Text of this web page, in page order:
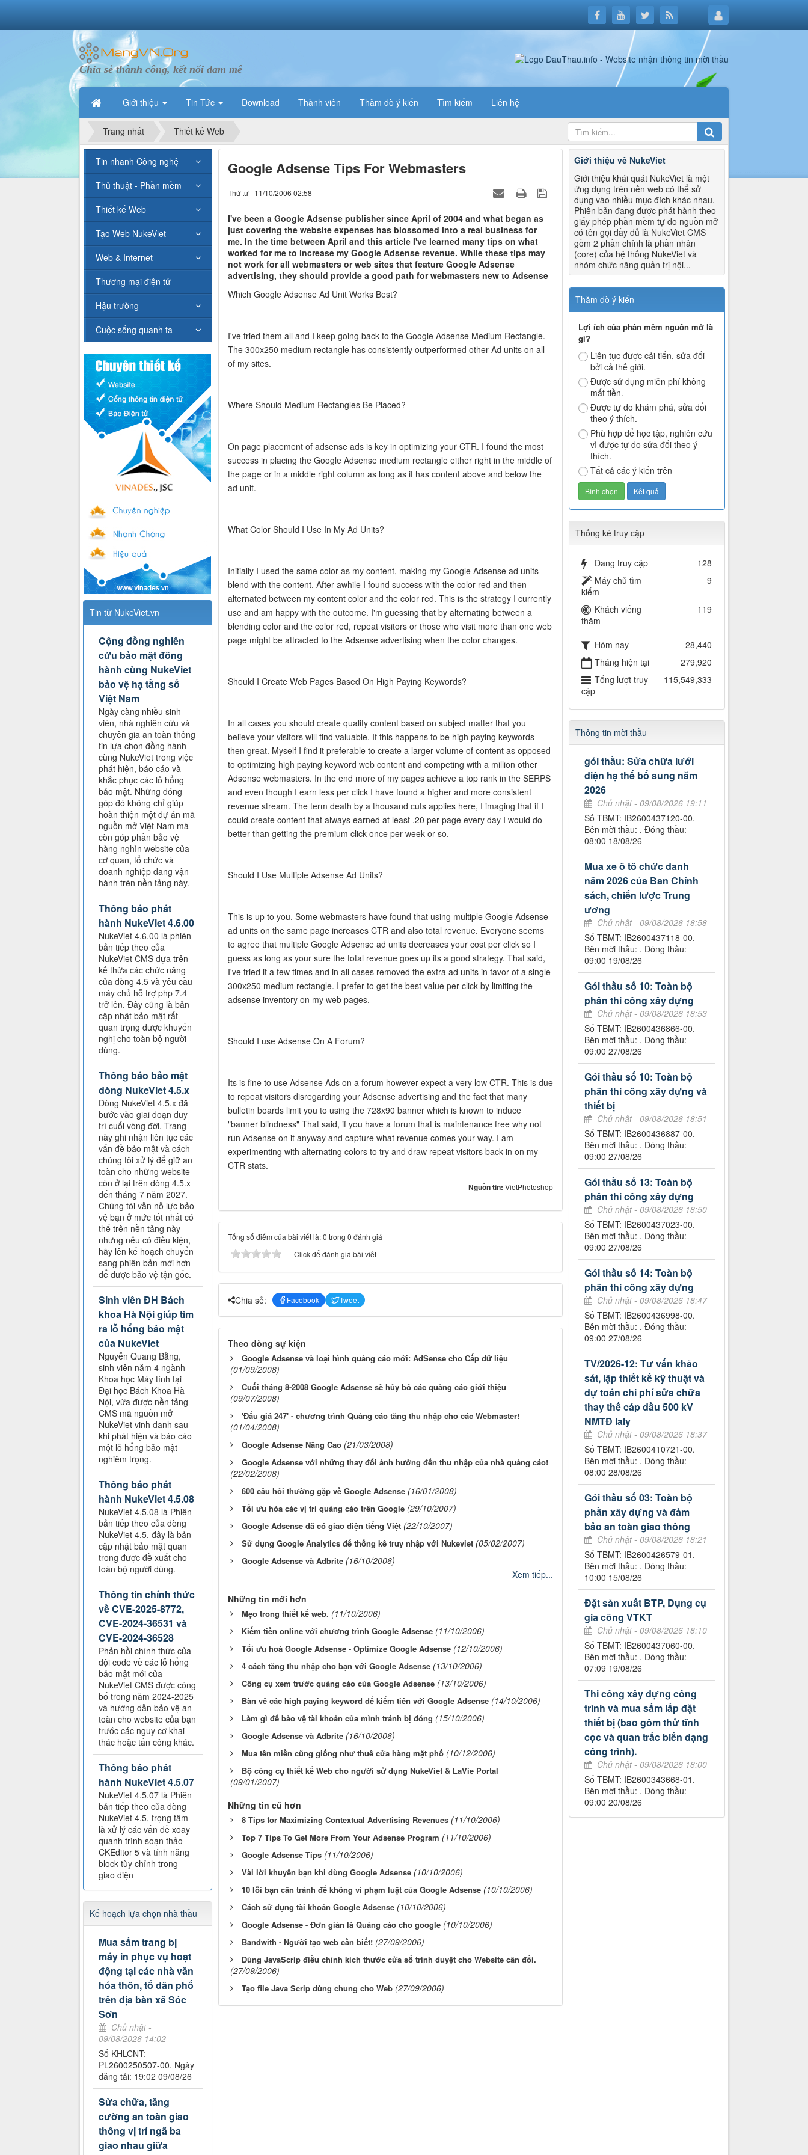
Chia sẻ thành công, kết nối đam mê
Giới thiệu Tin Tức Download Thành viên Thăm dò ý kiến Tìm kiếm Liên hệ
Trang nhất Thiết kế Web
Google Adsense Tips For Webmasters
Thứ tư - 11/10/2006 02:58
I've been a Google Adsense publisher since April of 2004 and what began as
just covering the website expenses has blossomed into a real business for
me. In the time between April and this article I've learned many tips on what
worked for me to increase my Google Adsense revenue. While these tips may
not work for all webmasters or web sites that feature Google Adsense
advertising, they should provide a good path for webmasters new to Adsense
Which Google Adsense Ad Unit Works Best?
I've tried them all and I keep going back to the Google Adsense Medium Rectangle.
The 300x250 medium rectangle has consistently outperformed other Ad units on all
of my sites.
Where Should Medium Rectangles Be Placed?
On page placement of adsense ads is key in optimizing your CTR. I found the most
success in placing the Google Adsense medium rectangle either right in the middle of
the page or in a middle right column as long as it has content above and below the
ad unit.
What Color Should I Use In My Ad Units?
Initially I used the same color as my content, making my Google Adsense ad units
blend with the content. After awhile I found success with the color red and then
alternated between my content color and the color red. This is the strategy I currently
use and am happy with the outcome. I'm guessing that by alternating between a
blending color and the color red, repeat visitors or those who visit more than one web
page might be attracted to the Adsense advertising when the color changes.
Should I Create Web Pages Based On High Paying Keywords?
In all cases you should create quality content based on subject matter that you
believe your visitors will find valuable. If this happens to be high paying keywords
then great. Myself I find it preferable to create a larger volume of content as opposed
to optimizing high paying keyword web content and competing with a million other
Adsense webmasters. In the end more of my pages achieve a top rank in the SERPS
and even though I earn less per click I have found a higher and more consistent
revenue stream. The term death by a thousand cuts applies here, I imaging that if I
could create content that always earned at least .20 per page every day I would do
better than getting the premium click once per week or so.
Should I Use Multiple Adsense Ad Units?
This is up to you. Some webmasters have found that using multiple Google Adsense
ad units on the same page increases CTR and also total revenue. Everyone seems
to agree that multiple Google Adsense ad units decreases your cost per click so I
guess as long as your sure the total revenue goes up its a good strategy. That said,
I've tried it a few times and in all cases removed the extra ad units in favor of a single
300x250 medium rectangle. I prefer to get the best value per click by limiting the
adsense inventory on my web pages.
Should I use Adsense On A Forum?
Its is fine to use Adsense Ads on a forum however expect a very low CTR. This is due
to repeat visitors disregarding your Adsense advertising and the fact that many
bulletin boards limit you to using the 728x90 banner which is known to induce
"banner blindness" That said, if you have a forum that is maintenance free why not
run Adsense on it anyway and capture what revenue comes your way. I am
experimenting with alternating colors to try and draw repeat visitors back in on my
CTR stats.
Nguồn tin:VietPhotoshop
Tổng số điểm của bài viết là: 0 trong 0 đánh giá
Click để đánh giá bài viết
Chia sẻ: Facebook Tweet
Theo dòng sự kiện
Google Adsense và loại hình quảng cáo mới: AdSense cho Cấp dữ liệu
(01/09/2008)
Cuối tháng 8-2008 Google Adsense sẽ hủy bỏ các quảng cáo giới thiệu
(09/07/2008)
'Đấu giá 247' - chương trình Quảng cáo tăng thu nhập cho các Webmaster!
(01/04/2008)
Google Adsense Nâng Cao (21/03/2008)
Google Adsense với những thay đổi ảnh hưởng đến thu nhập của nhà quảng cáo!
(22/02/2008)
600 câu hỏi thường gặp về Google Adsense (16/01/2008)
Tối ưu hóa các vị trí quảng cáo trên Google (29/10/2007)
Google Adsense đã có giao diện tiếng Việt (22/10/2007)
Sử dụng Google Analytics để thống kê truy nhập với Nukeviet (05/02/2007)
Google Adsense và Adbrite (16/10/2006)
Xem tiếp...
Những tin mới hơn
Mẹo trong thiết kế web. (11/10/2006)
Kiếm tiền online với chương trình Google Adsense (11/10/2006)
Tối ưu hoá Google Adsense - Optimize Google Adsense (12/10/2006)
4 cách tăng thu nhập cho bạn với Google Adsense (13/10/2006)
Công cụ xem trước quảng cáo của Google Adsense (13/10/2006)
Bàn về các high paying keyword để kiếm tiền với Google Adsense (14/10/2006)
Làm gì để bảo vệ tài khoản của mình tránh bị đóng (15/10/2006)
Google Adsense và Adbrite (16/10/2006)
Mua tên miền cũng giống như thuê cửa hàng mặt phố (10/12/2006)
Bộ công cụ thiết kế Web cho người sử dụng NukeViet & LaVie Portal
(09/01/2007)
Những tin cũ hơn
8 Tips for Maximizing Contextual Advertising Revenues (11/10/2006)
Top 7 Tips To Get More From Your Adsense Program (11/10/2006)
Google Adsense Tips (11/10/2006)
Vài lời khuyên bạn khi dùng Google Adsense (10/10/2006)
10 lỗi bạn cần tránh để không vi phạm luật của Google Adsense (10/10/2006)
Cách sử dụng tài khoản Google Adsense (10/10/2006)
Google Adsense - Đơn giản là Quảng cáo cho google (10/10/2006)
Bandwith - Người tạo web cần biết! (27/09/2006)
Dùng JavaScrip điều chỉnh kích thước cửa sổ trình duyệt cho Website cân đối.
(27/09/2006)
Tạo file Java Scrip dùng chung cho Web (27/09/2006)
Giới thiệu về NukeViet
Giới thiệu khái quát NukeViet là một
ứng dụng trên nền web có thể sử
dụng vào nhiều mục đích khác nhau.
Phiên bản đang được phát hành theo
giấy phép phần mềm tự do nguồn mở
có tên gọi đầy đủ là NukeViet CMS
gồm 2 phần chính là phần nhân
(core) của hệ thống NukeViet và
nhóm chức năng quản trị nội...
Thăm dò ý kiến
Lợi ích của phần mềm nguồn mở là
gì?
Liên tục được cải tiến, sửa đổi
bởi cả thế giới.
Được sử dụng miễn phí không
mất tiền.
Được tự do khám phá, sửa đổi
theo ý thích.
Phù hợp để học tập, nghiên cứu
vì được tự do sửa đổi theo ý
thích.
Tất cả các ý kiến trên
Thống kê truy cập
Đang truy cập
128
Máy chủ tìm
kiếm
9
Khách viếng
thăm
119
Hôm nay
28,440
Tháng hiện tại
279,920
Tổng lượt truy
cập
115,549,333
Thông tin mời thầu
gói thầu: Sửa chữa lưới
điện hạ thế bổ sung năm
2026
Chủ nhật - 09/08/2026 19:11
Số TBMT: IB2600437120-00.
Bên mời thầu: . Đóng thầu:
08:00 18/08/26
Mua xe ô tô chức danh
năm 2026 của Ban Chính
sách, chiến lược Trung
ương
Chủ nhật - 09/08/2026 18:58
Số TBMT: IB2600437118-00.
Bên mời thầu: . Đóng thầu:
09:00 19/08/26
Gói thầu số 10: Toàn bộ
phần thi công xây dựng
Chủ nhật - 09/08/2026 18:53
Số TBMT: IB2600436866-00.
Bên mời thầu: . Đóng thầu:
09:00 27/08/26
Gói thầu số 10: Toàn bộ
phần thi công xây dựng và
thiết bị
Chủ nhật - 09/08/2026 18:51
Số TBMT: IB2600436887-00.
Bên mời thầu: . Đóng thầu:
09:00 27/08/26
Gói thầu số 13: Toàn bộ
phần thi công xây dựng
Chủ nhật - 09/08/2026 18:50
Số TBMT: IB2600437023-00.
Bên mời thầu: . Đóng thầu:
09:00 27/08/26
Gói thầu số 14: Toàn bộ
phần thi công xây dựng
Chủ nhật - 09/08/2026 18:47
Số TBMT: IB2600436998-00.
Bên mời thầu: . Đóng thầu:
09:00 27/08/26
TV/2026-12: Tư vấn khảo
sát, lập thiết kế kỹ thuật và
dự toán chi phí sửa chữa
thay thế cáp dầu 500 kV
NMTĐ Ialy
Chủ nhật - 09/08/2026 18:37
Số TBMT: IB2600410721-00.
Bên mời thầu: . Đóng thầu:
08:00 28/08/26
Gói thầu số 03: Toàn bộ
phần xây dựng và đảm
bảo an toàn giao thông
Chủ nhật - 09/08/2026 18:21
Số TBMT: IB2600426579-01.
Bên mời thầu: . Đóng thầu:
10:00 15/08/26
Đặt sản xuất BTP, Dụng cụ
gia công VTKT
Chủ nhật - 09/08/2026 18:10
Số TBMT: IB2600437060-00.
Bên mời thầu: . Đóng thầu:
07:09 19/08/26
Thi công xây dựng công
trình và mua sắm lắp đặt
thiết bị (bao gồm thử tĩnh
cọc và quan trắc biến dạng
công trình).
Chủ nhật - 09/08/2026 18:00
Số TBMT: IB2600343668-01.
Bên mời thầu: . Đóng thầu:
09:00 20/08/26
Tin nhanh Công nghệ
Thủ thuật - Phần mềm
Thiết kế Web
Tạo Web NukeViet
Web & Internet
Thương mại điện tử
Hậu trường
Cuộc sống quanh ta
Tin từ NukeViet.vn
Cộng đồng nghiên
cứu bảo mật đồng
hành cùng NukeViet
bảo vệ hạ tầng số
Việt Nam
Ngày càng nhiều sinh
viên, nhà nghiên cứu và
chuyên gia an toàn thông
tin lựa chọn đồng hành
cùng NukeViet trong việc
phát hiện, báo cáo và
khắc phục các lỗ hổng
bảo mật. Những đóng
góp đó không chỉ giúp
hoàn thiện một dự án mã
nguồn mở Việt Nam mà
còn góp phần bảo vệ
hàng nghìn website của
cơ quan, tổ chức và
doanh nghiệp đang vận
hành trên nền tảng này.
Thông báo phát
hành NukeViet 4.6.00
NukeViet 4.6.00 là phiên
bản tiếp theo của
NukeViet CMS dựa trên
kế thừa các chức năng
của dòng 4.5 và yêu cầu
máy chủ hỗ trợ php 7.4
trở lên. Đây cũng là bản
cập nhật bảo mật rất
quan trọng được khuyến
nghị cho toàn bộ người
dùng.
Thông báo bảo mật
dòng NukeViet 4.5.x
Dòng NukeViet 4.5.x đã
bước vào giai đoạn duy
trì cuối vòng đời. Trang
này ghi nhận liên tục các
vấn đề bảo mật và cách
chúng tôi xử lý để giữ an
toàn cho những website
còn ở lại trên dòng 4.5.x
đến tháng 7 năm 2027.
Chúng tôi vẫn nỗ lực bảo
vệ bạn ở mức tốt nhất có
thể trên nền tảng này —
nhưng nếu có điều kiện,
hãy lên kế hoạch chuyển
sang phiên bản mới hơn
để được bảo vệ tận gốc.
Sinh viên ĐH Bách
khoa Hà Nội giúp tìm
ra lỗ hổng bảo mật
của NukeViet
Nguyễn Quang Bằng,
sinh viên năm 4 ngành
Khoa học Máy tính tại
Đại học Bách Khoa Hà
Nội, vừa được nền tảng
CMS mã nguồn mở
NukeViet vinh danh sau
khi phát hiện và báo cáo
một lỗ hổng bảo mật
nghiêm trọng.
Thông báo phát
hành NukeViet 4.5.08
NukeViet 4.5.08 là Phiên
bản tiếp theo của dòng
NukeViet 4.5, đây là bản
cập nhật bảo mật quan
trong được đề xuất cho
toàn bộ người dùng.
Thông tin chính thức
về CVE-2025-8772,
CVE-2024-36531 và
CVE-2024-36528
Phản hồi chính thức của
đội code về các lỗ hổng
bảo mật mới của
NukeViet CMS được công
bố trong năm 2024-2025
và hướng dẫn bảo vệ an
toàn cho website của bạn
trước các nguy cơ khai
thác hoặc tấn công khác.
Thông báo phát
hành NukeViet 4.5.07
NukeViet 4.5.07 là Phiên
bản tiếp theo của dòng
NukeViet 4.5, trọng tâm
là xử lý các vấn đề xoay
quanh trình soạn thảo
CKEditor 5 và tính năng
block tùy chỉnh trong
giao diện
Kế hoạch lựa chọn nhà thầu
Mua sắm trang bị
máy in phục vụ hoạt
động tại các nhà văn
hóa thôn, tổ dân phố
trên địa bàn xã Sóc
Sơn
Chủ nhật -
09/08/2026 14:02
Số KHLCNT:
PL2600250507-00. Ngày
đăng tải: 19:02 09/08/26
Sửa chữa, tăng
cường an toàn giao
thông vị trí ngã ba
giao nhau giữa